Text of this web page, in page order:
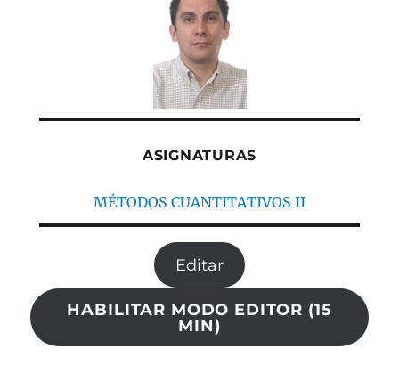
ASIGNATURAS
MÉTODOS CUANTITATIVOS II
Editar
HABILITAR MODO EDITOR (15
MIN)